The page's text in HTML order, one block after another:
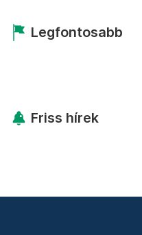
Legfontosabb
Friss hírek